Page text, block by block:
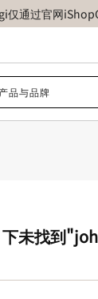
通过官网
下未找到